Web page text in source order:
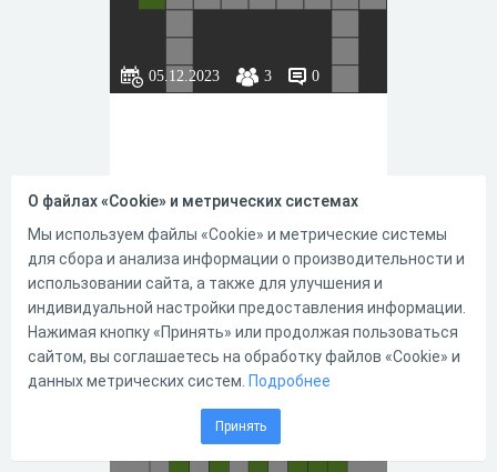
05.12.2023 3 0
Сахалыы
сканворд №66
О файлах «Cookie» и метрических системах
Мы используем файлы «Cookie» и метрические системы
для сбора и анализа информации о производительности и
использовании сайта, а также для улучшения и
индивидуальной настройки предоставления информации.
Нажимая кнопку «Принять» или продолжая пользоваться
сайтом, вы соглашаетесь на обработку файлов «Cookie» и
данных метрических систем. Подробнее
Принять